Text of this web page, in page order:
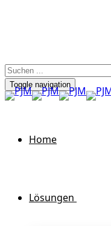
Toggle navigation
Home
Lösungen